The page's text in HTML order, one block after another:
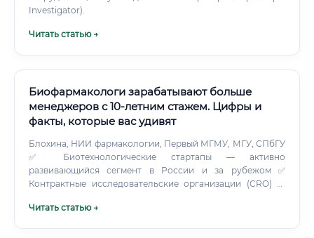
Investigator).
Читать статью →
Биофармакологи зарабатывают больше
менеджеров с 10-летним стажем. Цифры и
факты, которые вас удивят
Блохина, НИИ фармакологии, Первый МГМУ, МГУ, СПбГУ
✅ Биотехнологические стартапы — активно
развивающийся сегмент в России и за рубежом ✅
Контрактные исследовательские организации (CRO) —
Регуляторные органы — Минздрав, Росздравнадзор,
Читать статью →